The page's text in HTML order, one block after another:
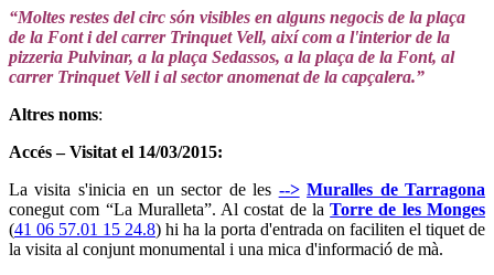
“Moltes restes del circ són visibles en alguns negocis de la plaça
de la Font i del carrer Trinquet Vell, així com a l'interior de la
pizzeria Pulvinar, a la plaça Sedassos, a la plaça de la Font, al
carrer Trinquet Vell i al sector anomenat de la capçalera.”
Altres noms:
Accés – Visitat el 14/03/2015:
La visita s'inicia en un sector de les --> Muralles de Tarragona
conegut com “La Muralleta”. Al costat de laTorre de les Monges
(41 06 57.01 15 24.8) hi ha la porta d'entrada on faciliten el tiquet de
la visita al conjunt monumental i una mica d'informació de mà.